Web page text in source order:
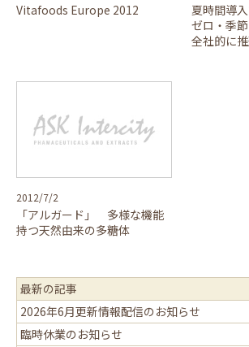
Vitafoods Europe 2012
夏時間導
ゼロ・季
全社的に
2012/7/2
「アルガード」 多様な機能
持つ天然由来の多糖体
最新の記事
2026年6月更新情報配信のお知らせ
臨時休業のお知らせ